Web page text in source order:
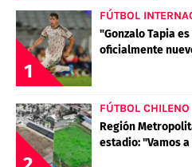
1
FÚTBOL
"Gonzalo Tapia
oficialmente
FÚTBOL CHILENO
Región
estadio: "Vamos